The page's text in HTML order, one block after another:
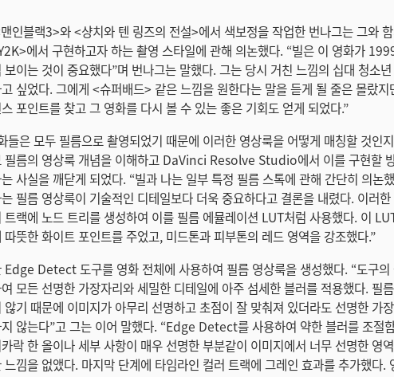
인블랙3>와 <샹치와 텐 링즈의 전설>에서 색보정을 작업한 번나그는 그와
에서 구현하고자 하는 촬영 스타일에 관해 의논했다. “빌은 이 영화가
보이는 것이 중요했다”며 번나그는 말했다. 그는 당시 거친 느낌의 십대 청소
싶었다. 그에게 <슈퍼배드> 같은 느낌을 원한다는 말을 듣게 될 줄은 몰랐지
포인트를 찾고 그 영화를 다시 볼 수 있는 좋은 기회도 얻게 되었다.”
들은 모두 필름으로 촬영되었기 때문에 이러한 영상룩을 어떻게 매칭할 것인
필름의 영상룩 개념을 이해하고 DaVinci Resolve Studio에서 이를 구현할
사실을 깨닫게 되었다. “빌과 나는 일부 특정 필름 스톡에 관해 간단히 의논
필름 영상룩이 기술적인 디테일보다 더욱 중요하다고 결론을 내렸다. 이러
트랙에 노드 트리를 생성하여 이를 필름 에뮬레이션 LUT처럼 사용했다. 이
뜻한 화이트 포인트를 주었고, 미드톤과 피부톤의 레드 영역을 강조했다.”
Edge Detect 도구를 영화 전체에 사용하여 필름 영상룩을 생성했다. “도구의
모든 선명한 가장자리와 세밀한 디테일에 아주 섬세한 블러를 적용했다. 필
않기 때문에 이미지가 아무리 선명하고 초점이 잘 맞춰져 있더라도 선명한 가
않는다”고 그는 이어 말했다. “Edge Detect를 사용하여 약한 블러를 조절
락 한 올이나 세부 사항이 매우 선명한 부분같이 이미지에서 너무 선명한 영
느낌을 없앴다. 마지막 단계에 타임라인 컬러 트랙에 그레인 효과를 추가했다.